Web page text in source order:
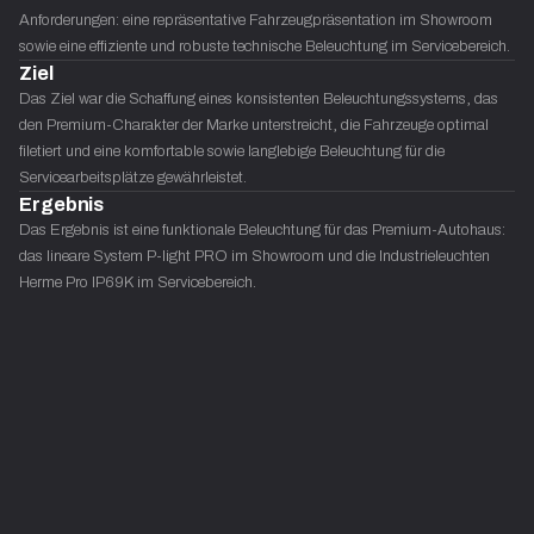
Anforderungen: eine repräsentative Fahrzeugpräsentation im Showroom
sowie eine effiziente und robuste technische Beleuchtung im Servicebereich.
Ziel
Das Ziel war die Schaffung eines konsistenten Beleuchtungssystems, das
den Premium-Charakter der Marke unterstreicht, die Fahrzeuge optimal
filetiert und eine komfortable sowie langlebige Beleuchtung für die
Servicearbeitsplätze gewährleistet.
Ergebnis
Das Ergebnis ist eine funktionale Beleuchtung für das Premium-Autohaus:
das lineare System P-light PRO im Showroom und die Industrieleuchten
Herme Pro IP69K im Servicebereich.